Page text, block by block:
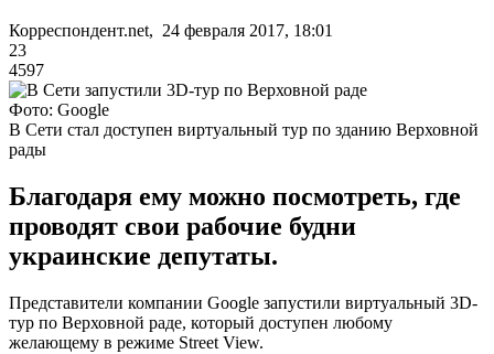
Корреспондент.net, 24 февраля 2017, 18:01
23
4597
Фото: Google
В Сети стал доступен виртуальный тур по зданию Верховной
рады
Благодаря ему можно посмотреть, где
проводят свои рабочие будни
украинские депутаты.
Представители компании Google запустили виртуальный 3D-
тур по Верховной раде, который доступен любому
желающему в режиме Street View.